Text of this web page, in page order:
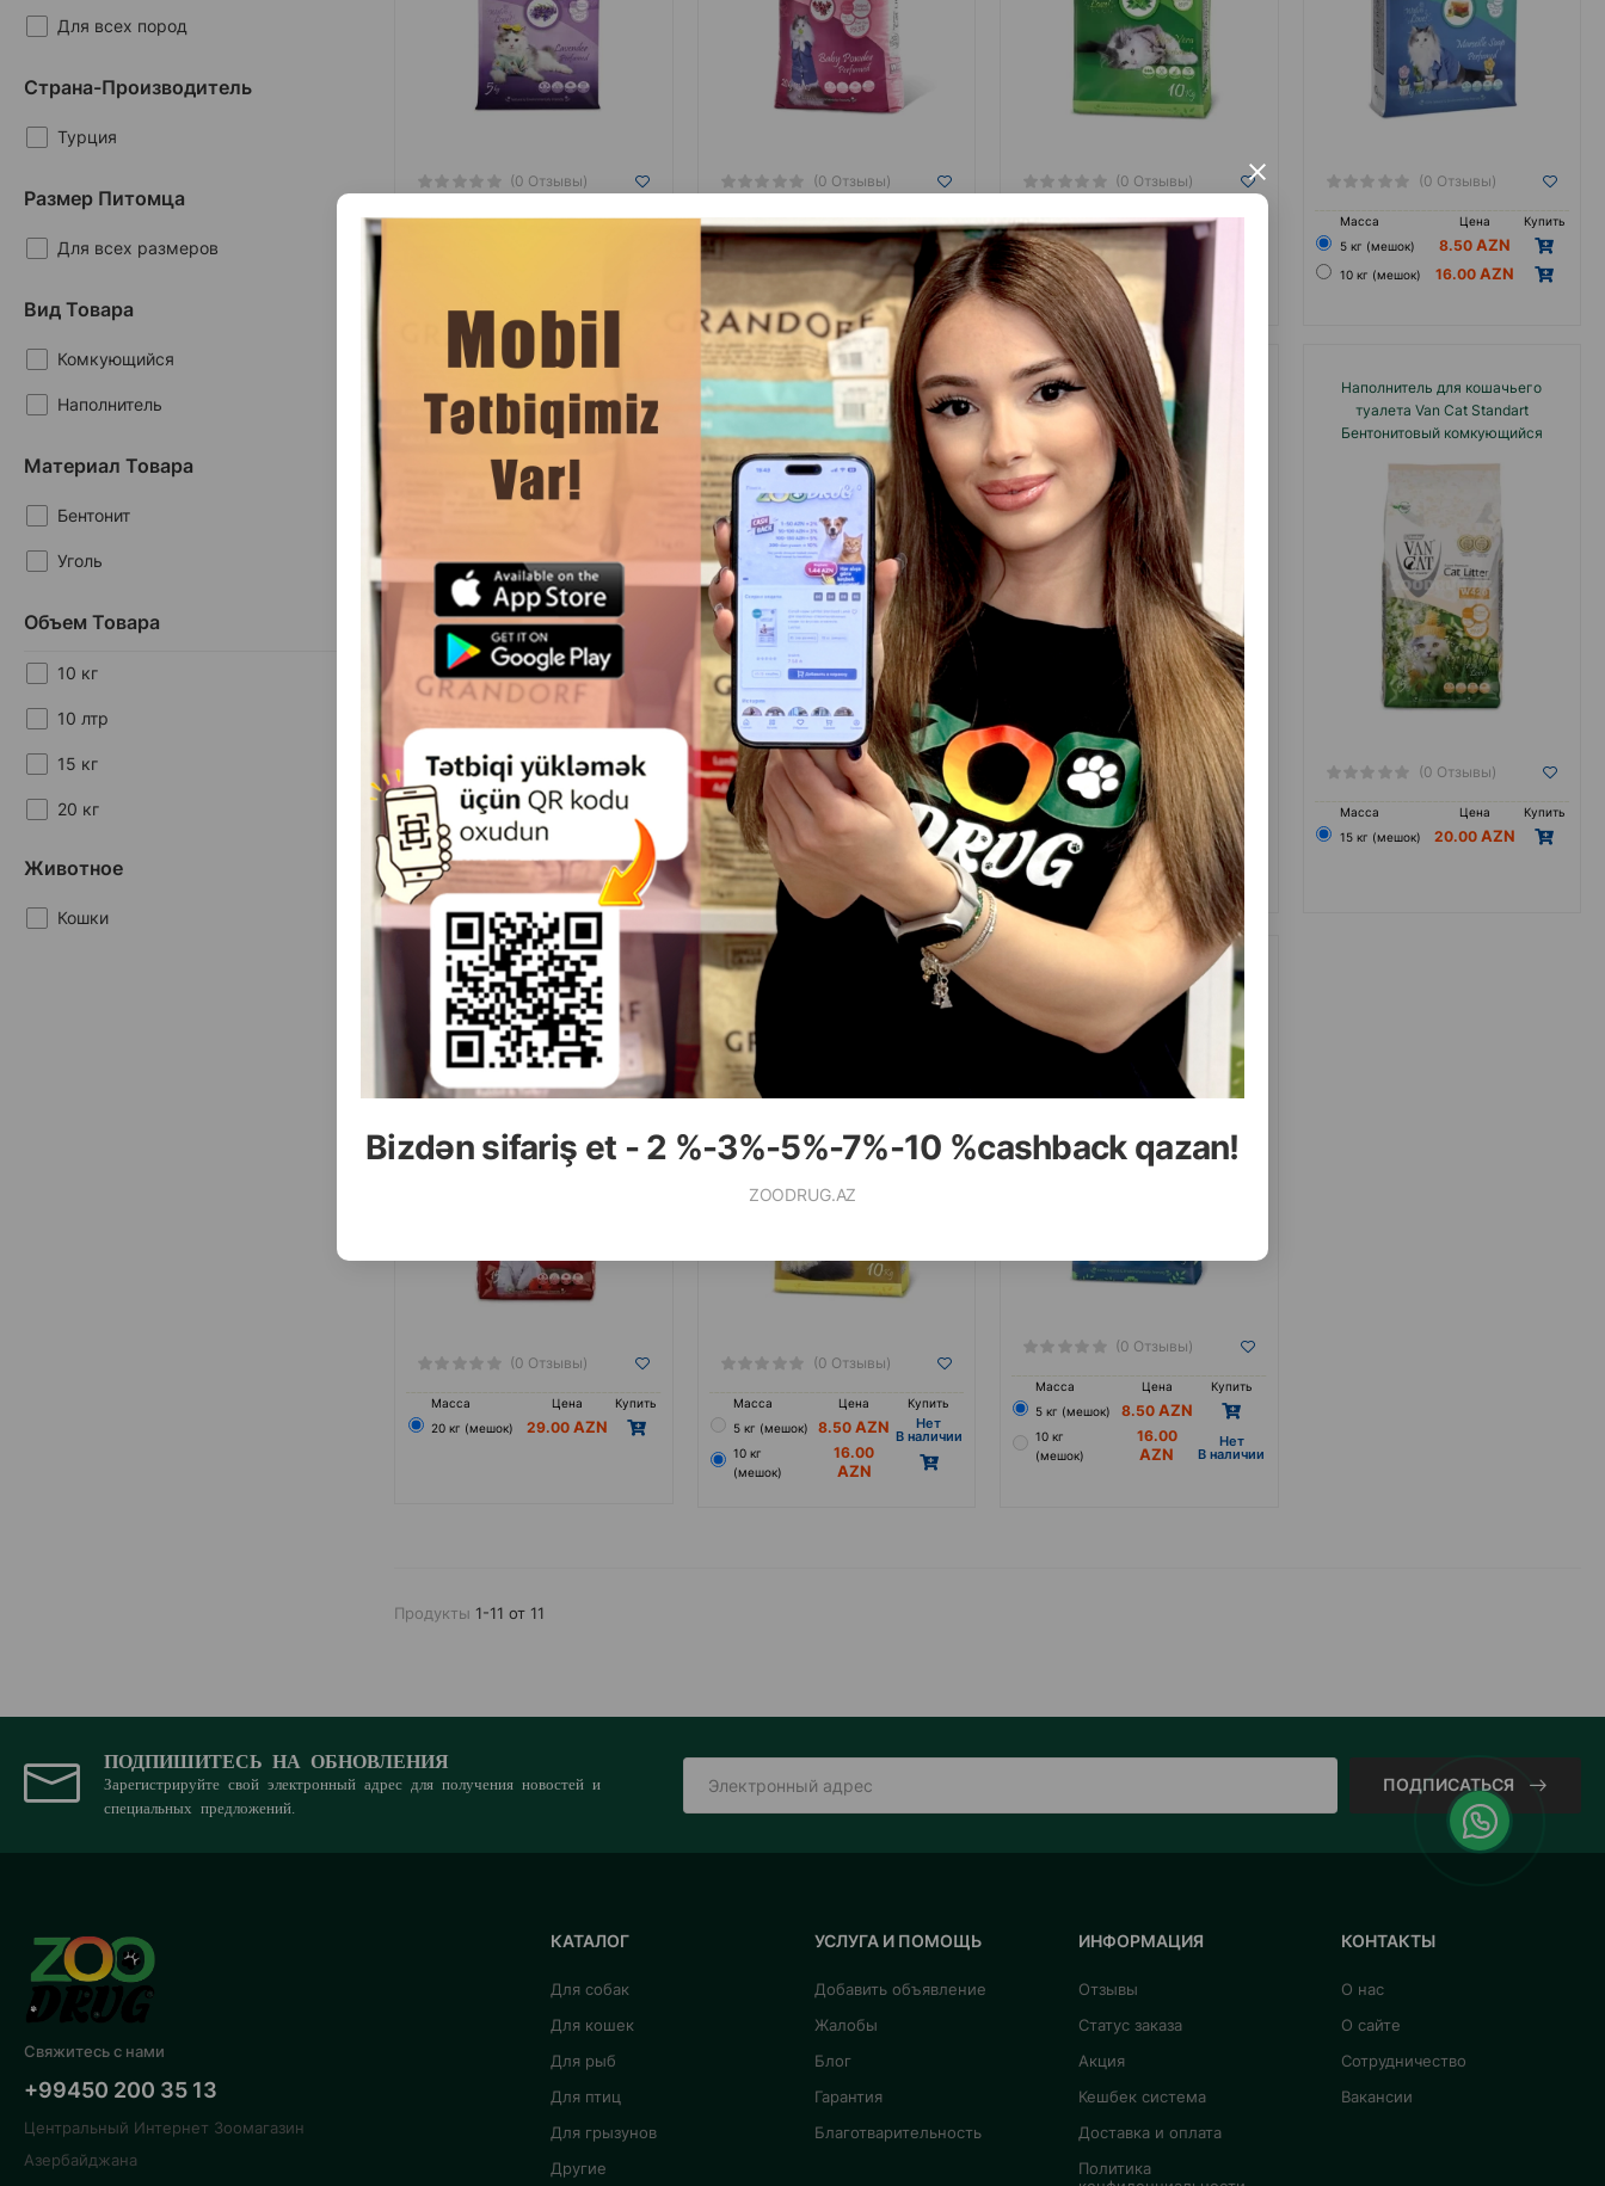
Bizdən sifariş et - 2 %-3%-5%-7%-10 %cashback qazan!
ZOODRUG.AZ
×
Для всех пород
Страна-Производитель
Турция
Размер Питомца
Для всех размеров
Вид Товара
Комкующийся
Наполнитель
Материал Товара
Бентонит
Уголь
Объем Товара
10 кг
10 лтр
15 кг
20 кг
Животное
Кошки
(0 Отзывы)
Масса Цена
Купить
(0 Отзывы)
Масса Цена
Купить
5 кг (мешок)
8.50
10 кг (мешок) 16.00
20 кг (мешок) 29.00
(0 Отзывы)
Масса Цена
Купить
5 кг (мешок)
8.50
10 кг (мешок) 16.00
(0 Отзывы)
Масса Цена
Купить
5 кг (мешок)
8.50
10 кг (мешок) 16.00
туалета Van Cat Fresh Perfumed -
высококачественный
гигиенический продукт для
ежедневного использования.
(0 Отзывы)
Масса Цена
Купить
5 кг (мешок)
8.50
10 кг (мешок) 16.00
Наполнитель для кошачьего
туалета Van Cat Orange Perfumed -
высококачественный
комкующийся наполнитель с
приятным ароматом апельсина.
(0 Отзывы)
Масса Цена
Купить
5 кг (мешок)
8.50
10 кг (мешок)
Наполнитель для кошачьего
туалета Van Cat Premium Quality
Active Carbon бентонитовый
комкающийся без запаха 10 лтр.
(1 Отзывы)
Масса Цена
Купить
10 лтр (мешок)
16.00
Наполнитель для кошачьего
туалета Van Cat Standart
Бентонитовый комкующийся
(0 Отзывы)
Масса Цена
Купить
15 кг (мешок)
20.00
Наполнитель для кошачьего
туалета Van Cat Premium Quality
натуральный бентонитовый ультра
комкующийся.
(0 Отзывы)
Масса Цена
Купить
20 кг (мешок)
29.00
Наполнитель для кошачьего
туалета Van Cat Vanilla
наполнитель, с ароматом ванили
(0 Отзывы)
Масса Цена
Купить
5 кг (мешок)
8.50 Hет
B наличии
10 кг
(мешок)
16.00
Наполнитель для кошачьего
туалета Van Cat Super Premium
Pine Perfumed, бентонитовый
комкующийся, 10 кг
(0 Отзывы)
Масса Цена
Купить
5 кг (мешок)
8.50
10 кг
(мешок)
16.00 Hет
B наличии
Продукты 1-11 от 11
ПОДПИШИТЕСЬ НА ОБНОВЛЕНИЯ
Зарегистрируйте свой электронный адрес для получения новостей и
специальных предложений.
ПОДПИСАТЬСЯ
Свяжитесь с нами
+99450 200 35 13
Центральный Интернет Зоомагазин
Азербайджана
КАТАЛОГ
Для собак
Для кошек
Для рыб
Для птиц
Для грызунов
Другие
УСЛУГА И ПОМОЩЬ
Добавить объявление
Жалобы
Блог
Гарантия
Благотварительность
ИНФОРМАЦИЯ
Отзывы
Статус заказа
Акция
Кешбек система
Доставка и оплата
Политика
КОНТАКТЫ
О нас
О сайте
Сотрудничество
Вакансии